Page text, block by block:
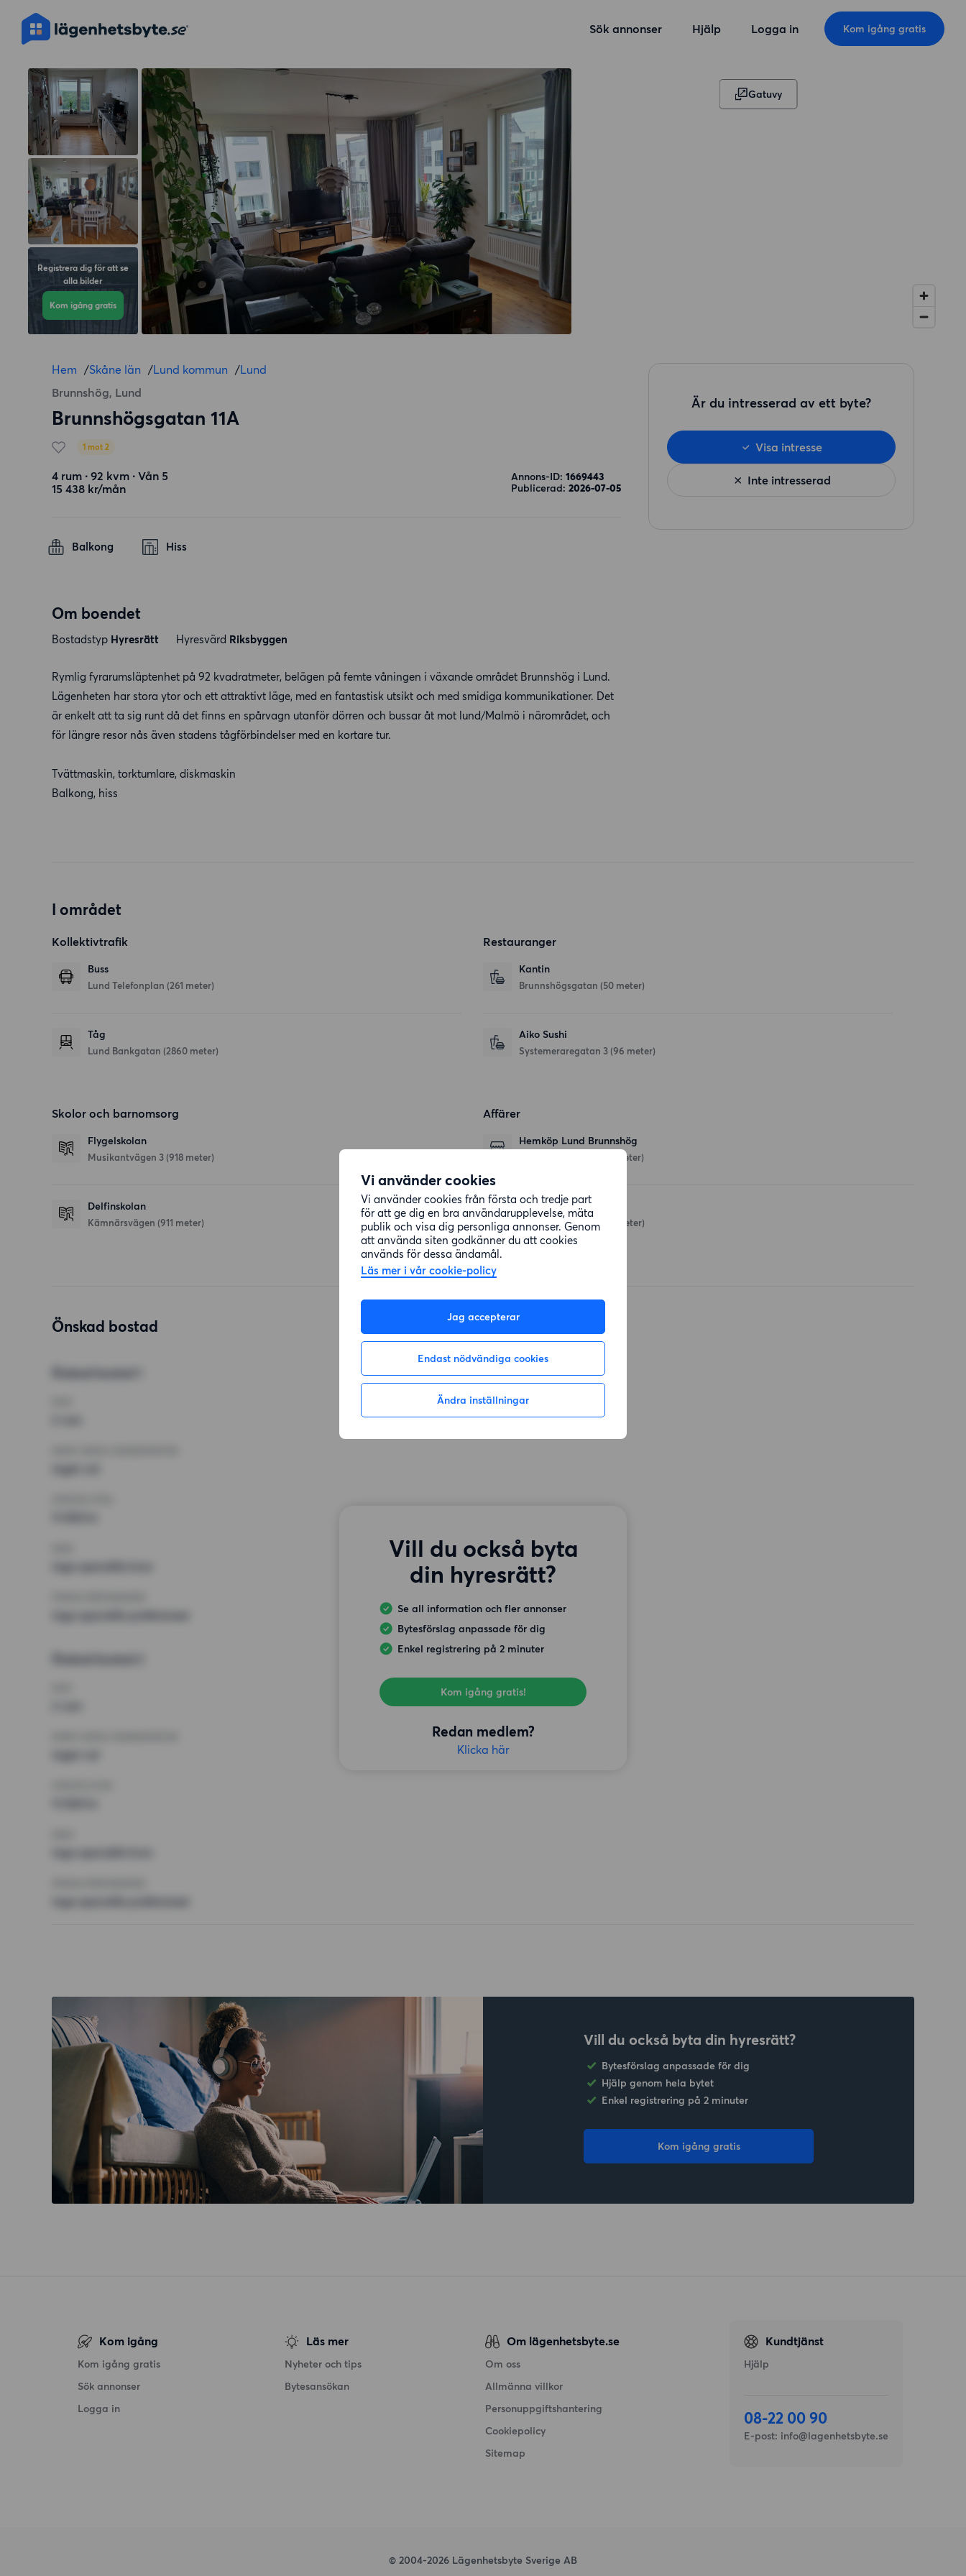
Vi använder cookies
Vi använder cookies från första och tredje part
för att ge dig en bra användarupplevelse, mäta
publik och visa dig personliga annonser. Genom
att använda siten godkänner du att cookies
används för dessa ändamål.
Läs mer i vår cookie-policy
Jag accepterar
Endast nödvändiga cookies
Ändra inställningar
Sök annonser Hjälp Logga in Kom igång gratis
Registrera dig för att se
alla bilder
Kom igång gratis
Gatuvy
Hem /Skåne län /Lund kommun /Lund
Brunnshög, Lund
Brunnshögsgatan 11A
1 mot 2
4 rum ∙ 92 kvm ∙ Vån 5
15 438 kr/mån
Annons-ID: 1669443
Publicerad: 2026-07-05
Balkong Hiss
Om boendet
Bostadstyp Hyresrätt Hyresvärd Riksbyggen
Rymlig fyrarumsläptenhet på 92 kvadratmeter, belägen på femte våningen i växande området Brunnshög i Lund.
Lägenheten har stora ytor och ett attraktivt läge, med en fantastisk utsikt och med smidiga kommunikationer. Det
är enkelt att ta sig runt då det finns en spårvagn utanför dörren och bussar åt mot lund/Malmö i närområdet, och
för längre resor nås även stadens tågförbindelser med en kortare tur.
Tvättmaskin, torktumlare, diskmaskin
Balkong, hiss
Är du intresserad av ett byte?
Inte intresserad
Visa intresse
I området
Kollektivtrafik
Buss
Lund Telefonplan (261 meter)
Tåg
Lund Bankgatan (2860 meter)
Restauranger
Kantin
Brunnshögsgatan (50 meter)
Aiko Sushi
Systemeraregatan 3 (96 meter)
Skolor och barnomsorg
Flygelskolan
Musikantvägen 3 (918 meter)
Delfinskolan
Kämnärsvägen (911 meter)
Affärer
Hemköp Lund Brunnshög
(237 meter)
ICA Nära
Uardavägen 131b(258 meter)
Önskad bostad
Vill du också byta
din hyresrätt?
Se all information och fler annonser
Bytesförslag anpassade för dig
Enkel registrering på 2 minuter
Kom igång gratis!
Redan medlem?
Klicka här
Vill du också byta din hyresrätt?
Bytesförslag anpassade för dig
Hjälp genom hela bytet
Enkel registrering på 2 minuter
Kom igång gratis
Kom igång
Kom igång gratis
Sök annonser
Logga in
Läs mer
Nyheter och tips
Bytesansökan
Om lägenhetsbyte.se
Om oss
Allmänna villkor
Personuppgiftshantering
Cookiepolicy
Sitemap
Kundtjänst
Hjälp
08-22 00 90
E-post: info@lagenhetsbyte.se
© 2004-2026 Lägenhetsbyte Sverige AB